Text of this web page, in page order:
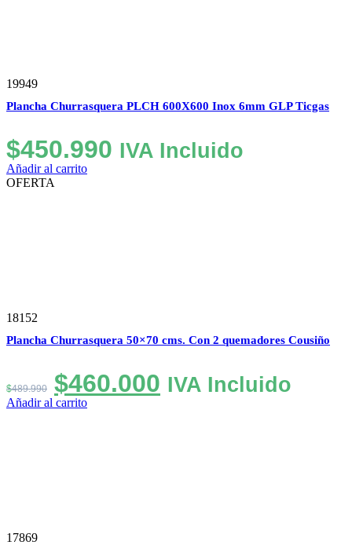
19949
Plancha Churrasquera PLCH 600X600 Inox 6mm GLP Ticgas
$450.990 IVA Incluido
Añadir al carrito
OFERTA
18152
Plancha Churrasquera 50×70 cms. Con 2 quemadores Cousiño
$489.990 El
precio
$460.000 El
precio
IVA Incluido
Añadir al carrito
17869